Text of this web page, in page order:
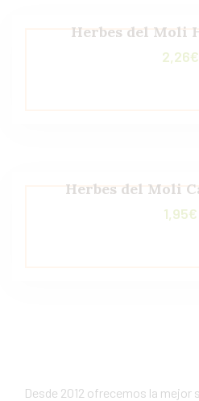
Herbes del Moli
2,26€
Herbes del Moli
1,95€
Desde 2012 ofrecemos la